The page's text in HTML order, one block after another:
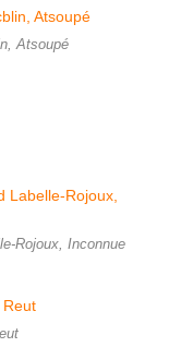
Atsoupé
Rojoux, Inconnue